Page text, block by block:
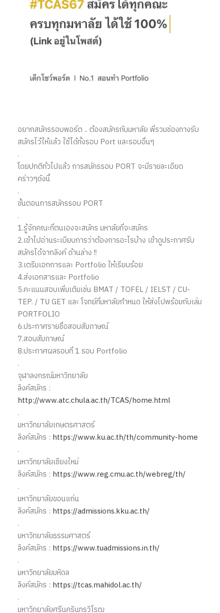
อยากสมัครรอบพอร์ต .. ต้องสมัครกับมหาลัย พี่รวมช่องทางรับ
สมัครไว้ให้แล้ว ใช้ได้ทั้งรอบ Port และรอบอื่นๆ
.
โดยปกติทั่วไปแล้ว การสมัครรอบ PORT จะมีรายละเอียด
คร่าวๆดังนี้
.
ขั้นตอนการสมัครรอบ PORT
.
1.รู้จักคณะที่ตนเองจะสมัคร มหาลัยที่จะสมัคร
2.เข้าไปอ่านระเบียบการว่าต้องการอะไรบ้าง เข้าดูประกาศรับ
สมัครได้จากลิงค์ ด้านล่าง !!
3.เตรีมเอกการและ Portfolio ให้เรียบร้อย
4.ส่งเอกสารและ Portfolio
5.คะแนนสอบเพิ่มเติมเช่น BMAT / TOFEL / IELST / CU-
TEP. / TU GET และ โจทย์ที่มหาลัยกำหนด ให้ส่งไปพร้อมกับเล่ม
PORTFOLIO
6.ประกาศรายชื่อสอบสัมภาษณ์
7.สอบสัมภาษณ์
8.ประกาศผลรอบที่ 1 รอบ Portfolio
.
จุฬาลงกรณ์มหาวิทยาลัย
ลิงค์สมัคร :
http://www.atc.chula.ac.th/TCAS/home.html
.
มหาวิทยาลัยเกษตรศาสตร์
ลิงค์สมัคร : https://www.ku.ac.th/th/community-home
.
มหาวิทยาลัยเชียงใหม่
ลิงค์สมัคร : https://www.reg.cmu.ac.th/webreg/th/
.
มหาวิทยาลัยขอนแก่น
ลิงค์สมัคร : https://admissions.kku.ac.th/
.
มหาวิทยาลัยธรรมศาสตร์
ลิงค์สมัคร : https://www.tuadmissions.in.th/
.
มหาวิทยาลัยมหิดล
ลิงค์สมัคร : https://tcas.mahidol.ac.th/
.
มหาวิทยาลัยศรีนครินทรวิโรฒ